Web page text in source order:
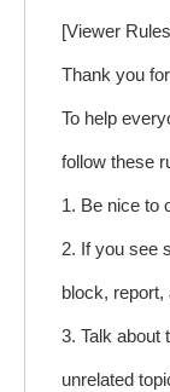
[Viewer
Thank you
To help
follow these
1. Be nice to
2. If you see
block,
3. Talk about
unrelated